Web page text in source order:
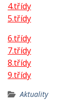
4.třídy
5.třídy
6.třídy
7.třídy
8.třídy
9.třídy
Aktuality